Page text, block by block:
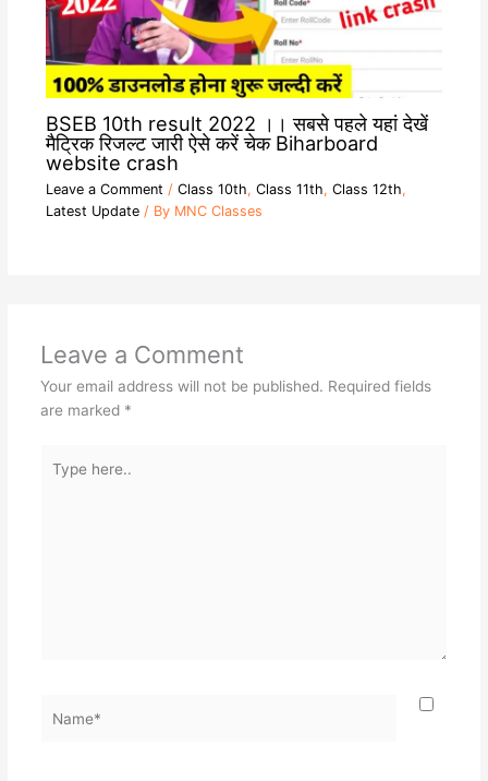
BSEB 10th result 2022 ।। सबसे पहले यहां देखें
मैट्रिक रिजल्ट जारी ऐसे करें चेक Biharboard
website crash
Leave a Comment / Class 10th, Class 11th, Class 12th,
Latest Update/ By MNC Classes
Leave a Comment
Your email address will not be published. Required fields
are marked *
here..